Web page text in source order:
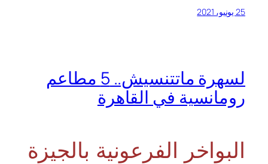
25 يونيو، 2021
لسهرة ماتتنسيش.. 5 مطاعم
رومانسية في القاهرة
البواخر الفرعونية بالجيزة